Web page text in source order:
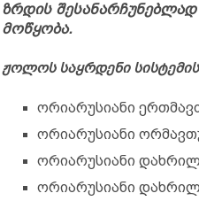
ზრდის
მოწყობა.
ჟოლოს საყრდენი
ორიარუსიანი
ორიარუსიანი
ორიარუსიანი
ორიარუსიანი